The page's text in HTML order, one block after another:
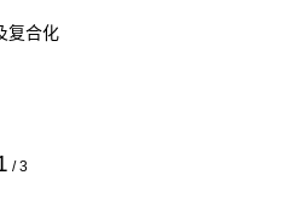
复合化
/3